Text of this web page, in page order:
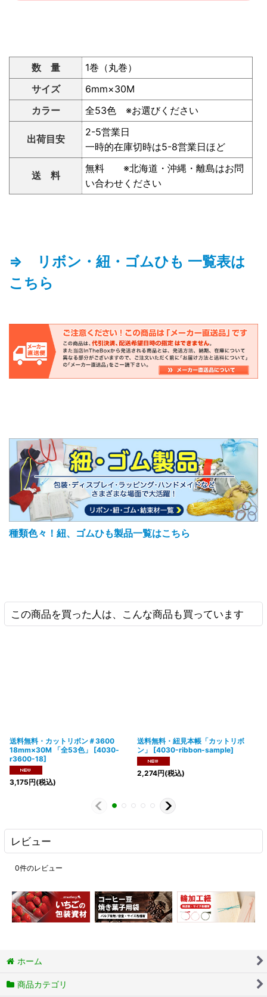
数 量
1巻（丸巻）
サイズ
6mm×30M
カラー
全53色 ※お選びください
出荷目安
2-5営業日
一時的在庫切時は5-8営業日ほど
送 料
無料 ※北海道・沖縄・離島はお問
い合わせください
⇒ リボン・紐・ゴムひも 一覧表は
こちら
種類色々！紐、ゴムひも製品一覧はこちら
この商品を買った人は、こんな商品も買っています
送料無料・カットリボン＃3600
18mm×30M 「全53色」
[4030-
r3600-18]
3,175円(税込)
送料無料・紐見本帳「カットリボ
ン」
[4030-ribbon-sample]
2,274円(税込)
レビュー
0件のレビュー
ホーム
商品カテゴリ